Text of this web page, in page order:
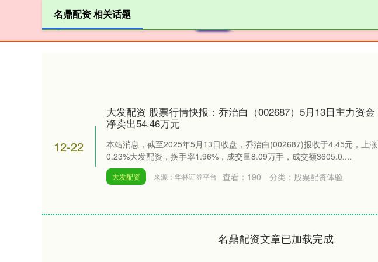
名鼎配资 相关话题
12-22
大发配资 股票行情快报：乔治白（002687）5月13日主力资金
净卖出54.46万元
本站消息，截至2025年5月13日收盘，乔治白(002687)报收于4.45元，上涨
0.23%大发配资，换手率1.96%，成交量8.09万手，成交额3605.0....
大发配资 来源：华林证券平台 查看： 190 分类： 股票配资体验
名鼎配资文章已加载完成